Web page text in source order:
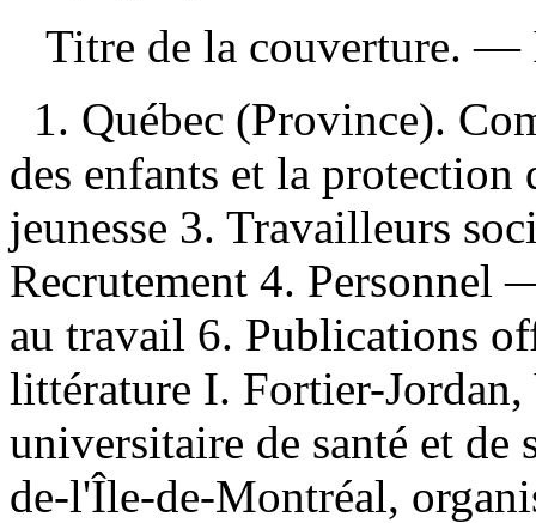
Titre de la couverture. —
1. Québec (Province).
des enfants et la protection
jeunesse 3. Travailleurs
Recrutement 4. Personnel
au travail 6. Publications
littérature I. Fortier-Jordan,
universitaire de santé et de
de-l'Île-de-Montréal,